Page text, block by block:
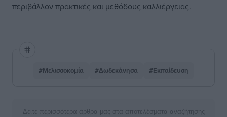
περιβάλλον πρακτικές και μεθόδους καλλιέργειας.
#Μελισσοκομία #Δωδεκάνησα #Εκπαίδευση
Δείτε περισσότερα άρθρα μας στα αποτελέσματα αναζήτησης